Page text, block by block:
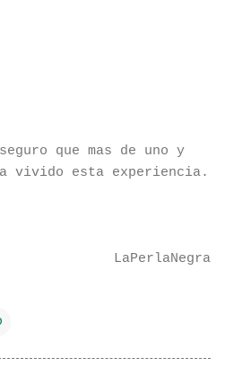
que mas de uno y
vivido esta experiencia.
LaPerlaNegra